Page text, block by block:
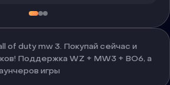
of duty mw 3. Покупай сейчас и
Поддержка WZ + MW3 + BO6, а
игры